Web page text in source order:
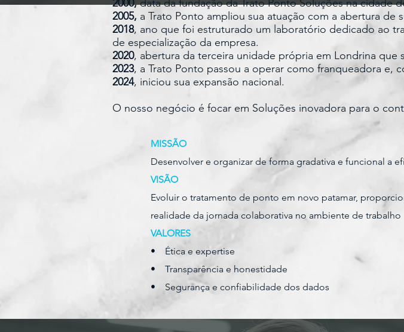
2000,data da fundação da Trato Ponto Soluções na cidade
2005, a Trato Ponto ampliou sua atuação com a abertura de
2018, ano que foi estruturado um laboratório dedicado ao
de especialização da empresa.
2020, abertura da terceira unidade própria em Londrina que
2023, a Trato Ponto passou a operar como franqueadora e,
2024, iniciou sua expansão nacional.
O nosso negócio é focar em Soluções inovadora para o
MISSÃO
Desenvolver e organizar de forma gradativa e funcional a
VISÃO
Evoluir o tratamento de ponto em novo patamar,
realidade da jornada colaborativa no ambiente de trabalho
VALORES
• Ética e expertise
• Transparência e honestidade
• Segurança e confiabilidade dos dados